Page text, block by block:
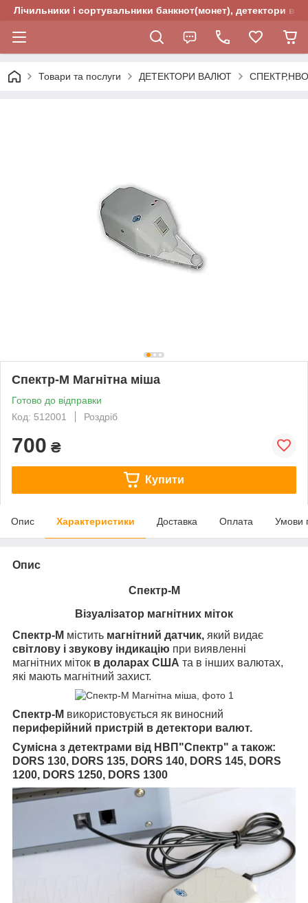
Лічильники і сортувальники банкнот(монет), детектори
Товари та послуги ДЕТЕКТОРИ ВАЛЮТ СПЕКТР,НВО
Спектр-М Магнітна міша
Готово до відправки
Код: 512001
Роздріб
700 ₴
Купити
Опис Характеристики Доставка Оплата Умови
Опис
Спектр-М
Візуалізатор магнітних міток
Спектр-М містить магнітний датчик, який видає
світлову і звукову індикацію при виявленні
магнітних міток в доларах США та в інших валютах,
які мають магнітний захист.
Спектр-М використовується як виносний
периферійний пристрій в детектори валют.
Сумісна з детектрами від НВП"Спектр" а також:
DORS 130, DORS 135, DORS 140, DORS 145, DORS
1200, DORS 1250, DORS 1300